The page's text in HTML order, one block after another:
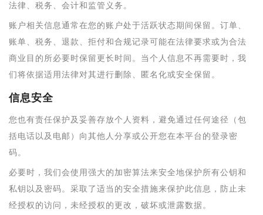
法律、税务、会计和监管义务。
账户相关信息通常在您的账户处于活跃状态期间保留。订单、
账单、税务、退款、拒付和合规记录可能在法律要求或为合法
商业目的所必要时保留更长时间。当个人信息不再需要时，我
们将依据适用法律对其进行删除、匿名化或安全保留。
信息安全
您也有责任保护及妥善存放个人资料，避免通过任何途径（包
括电话以及电邮）向其他人分享或公开您在本平台的登录密
码。
必要时，我们会使用强大的加密算法来安全地保护所有公钥和
私钥以及密码。采取了适当的安全措施来保护此信息，防止未
经授权的访问，未经授权的更改，破坏或泄露数据。